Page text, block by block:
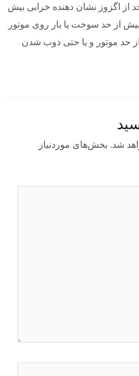
از اگزوز نشان دهنده خرابی بیش
از حد سوخت یا بار روی موتور
موتور و یا حتی ذوب شدن
شد. بخش‌های موردنیاز